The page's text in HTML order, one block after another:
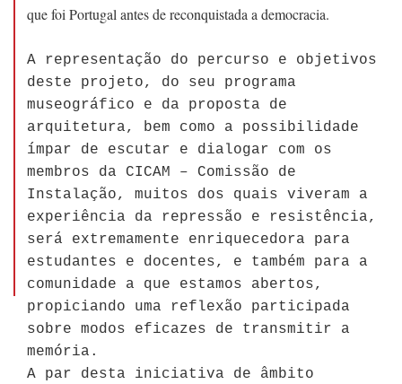
que foi Portugal antes de reconquistada a democracia.
A representação do percurso e objetivos
deste projeto, do seu programa
museográfico e da proposta de
arquitetura, bem como a possibilidade
ímpar de escutar e dialogar com os
membros da CICAM – Comissão de
Instalação, muitos dos quais viveram a
experiência da repressão e resistência,
será extremamente enriquecedora para
estudantes e docentes, e também para a
comunidade a que estamos abertos,
propiciando uma reflexão participada
sobre modos eficazes de transmitir a
memória.
A par desta iniciativa de âmbito